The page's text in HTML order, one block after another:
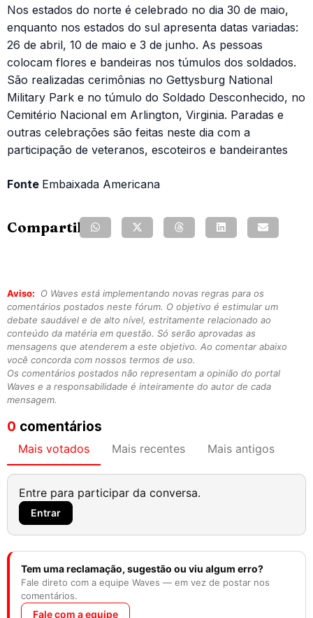
Nos estados do norte é celebrado no dia 30 de maio,
enquanto nos estados do sul apresenta datas variadas:
26 de abril, 10 de maio e 3 de junho. As pessoas
colocam flores e bandeiras nos túmulos dos soldados.
São realizadas cerimônias no Gettysburg National
Military Park e no túmulo do Soldado Desconhecido, no
Cemitério Nacional em Arlington, Virginia. Paradas e
outras celebrações são feitas neste dia com a
participação de veteranos, escoteiros e bandeirantes
Fonte Embaixada Americana
Compartilhe:
Aviso:
O Waves está implementando novas regras para os
comentários postados neste fórum. O objetivo é estimular um
debate saudável e de alto nível, estritamente relacionado ao
conteúdo da matéria em questão. Só serão aprovadas as
mensagens que atenderem a este objetivo. Ao comentar abaixo
você concorda com nossos termos de uso.
Os comentários postados não representam a opinião do portal
Waves e a responsabilidade é inteiramente do autor de cada
mensagem.
0 comentários
Mais votados Mais recentes Mais antigos
Entre para participar da conversa.
Entrar
Tem uma reclamação, sugestão ou viu algum erro?
Fale direto com a equipe Waves — em vez de postar nos
comentários.
Fale com a equipe